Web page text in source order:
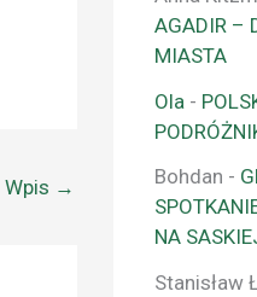
→
AGADIR –
MIASTA
Ola -
Bohdan -
NA
Stanisław